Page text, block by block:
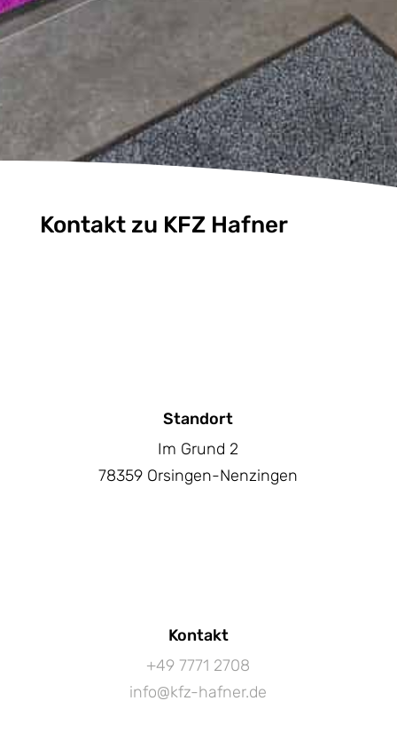
Kontakt zu KFZ Hafner
Standort
Im Grund 2
78359 Orsingen-Nenzingen
Kontakt
+49 7771 2708
info@kfz-hafner.de